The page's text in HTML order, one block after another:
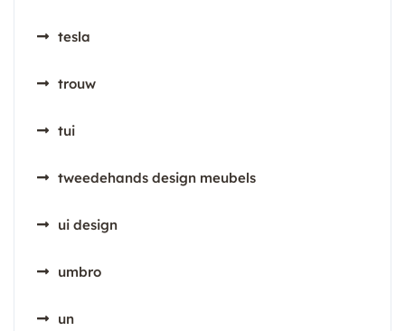
tesla
trouw
tui
tweedehands design meubels
ui design
umbro
un